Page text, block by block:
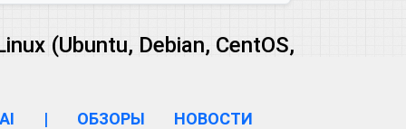
(Ubuntu, Debian, CentOS,
AI | ОБЗОРЫ НОВОСТИ